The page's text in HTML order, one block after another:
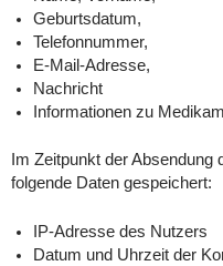
Geburtsdatum,
Telefonnummer,
E-Mail-Adresse,
Nachricht
Informationen zu
Im Zeitpunkt der
folgende Daten gespeichert:
IP-Adresse des Nutzers
Datum und Uhrzeit der